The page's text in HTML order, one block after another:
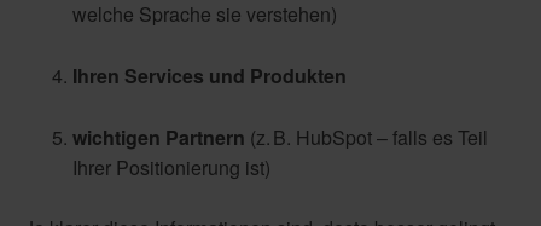
welche Sprache sie verstehen)
Ihren Services und Produkten
wichtigen Partnern (z. B. HubSpot – falls es Teil
Ihrer Positionierung ist)